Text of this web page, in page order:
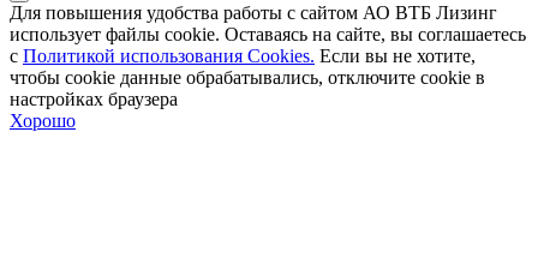
Для повышения удобства работы с сайтом АО ВТБ Лизинг
использует файлы cookie. Оставаясь на сайте, вы соглашаетесь
с Политикой использования Cookies. Если вы не хотите,
чтобы сookie данные обрабатывались, отключите cookie в
настройках браузера
Хорошо